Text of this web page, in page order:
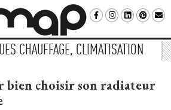
CHAUFFAGE, CLIMATISATION
bien choisir son radiateur